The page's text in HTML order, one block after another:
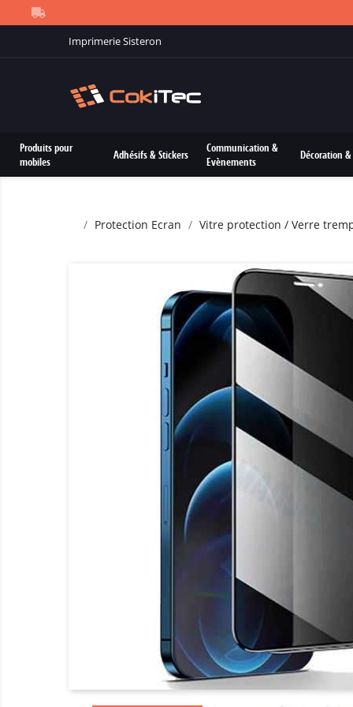
Imprimerie Sisteron
Produits pour
mobiles
Adhésifs & Stickers
Communication &
Evènements
Décoration
Protection Ecran Vitre protection / Verre